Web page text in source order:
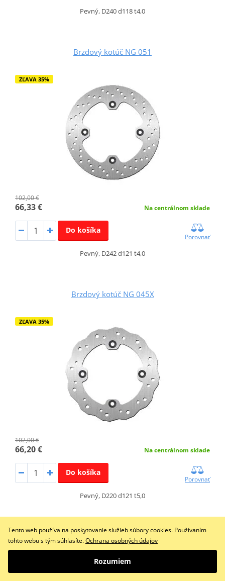
Pevný, D240 d118 t4,0
Brzdový kotúč NG 051
ZĽAVA 35%
102,00 €
66,33 € Na centrálnom sklade
Do košíka
Porovnať
Pevný, D242 d121 t4,0
Brzdový kotúč NG 045X
ZĽAVA 35%
102,00 €
66,20 € Na centrálnom sklade
Do košíka
Porovnať
Pevný, D220 d121 t5,0
Brzdový kotúč NG 046X
Tento web používa na poskytovanie služieb súbory cookies. Používaním
tohto webu s tým súhlasíte.Ochrana osobných údajov
Rozumiem